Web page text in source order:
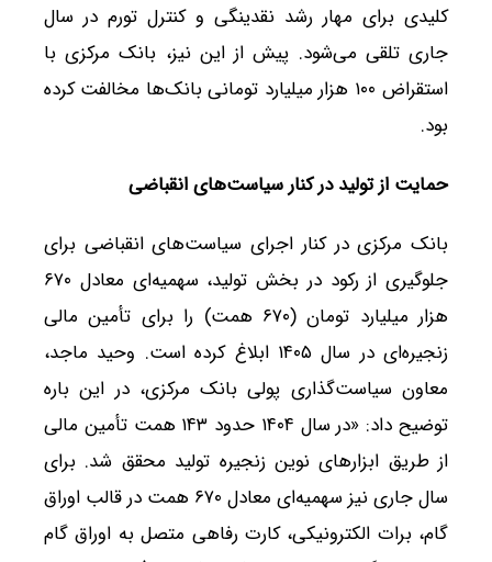
کلیدی برای مهار رشد نقدینگی و کنترل تورم در سال
جاری تلقی می‌شود. پیش از این نیز، بانک مرکزی با
استقراض ۱۰۰ هزار میلیارد تومانی بانک‌ها مخالفت کرده
بود.
حمایت از تولید در کنار سیاست‌های انقباضی
بانک مرکزی در کنار اجرای سیاست‌های انقباضی برای
جلوگیری از رکود در بخش تولید، سهمیه‌ای معادل ۶۷۰
هزار میلیارد تومان (۶۷۰ همت) را برای تأمین مالی
زنجیره‌ای در سال ۱۴۰۵ ابلاغ کرده است. وحید ماجد،
معاون سیاست‌گذاری پولی بانک مرکزی، در این باره
توضیح داد: «در سال ۱۴۰۴ حدود ۱۴۳ همت تأمین مالی
از طریق ابزارهای نوین زنجیره تولید محقق شد. برای
سال جاری نیز سهمیه‌ای معادل ۶۷۰ همت در قالب اوراق
گام، برات الکترونیکی، کارت رفاهی متصل به اوراق گام